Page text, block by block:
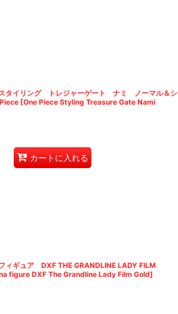
タイリング トレジャーゲート ナミ ノーマル＆シ
[One Piece Styling Treasure Gate Nami
カートに入れる
ィギュア DXF THE GRANDLINE LADY FILM
figure DXF The Grandline Lady Film Gold]